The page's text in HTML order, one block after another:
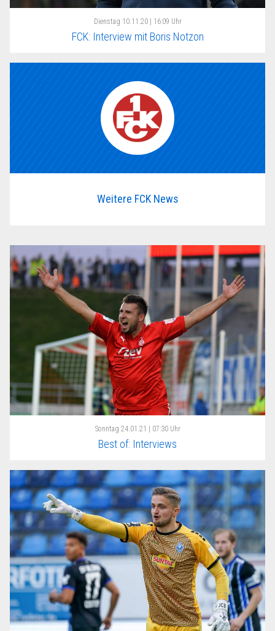
Dienstag 10.11.20 | 16:09 Uhr
FCK: Interview mit Boris Notzon
Weitere FCK News
Sonntag 24.01.21 | 07:30 Uhr
Best of: Interviews